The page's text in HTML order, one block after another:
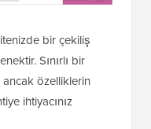
bir çekiliş
Sınırlı bir
özelliklerin
ihtiyacınız